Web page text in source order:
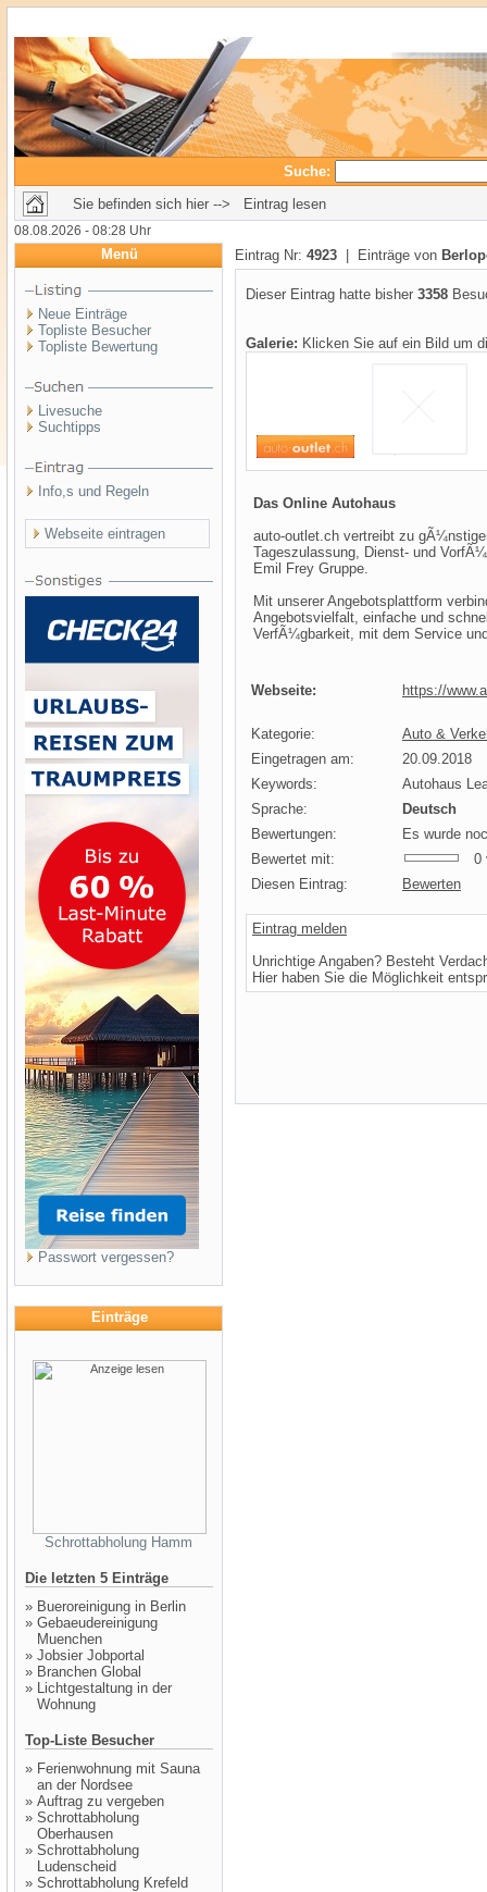
Suche:
Sie befinden sich hier --> Eintrag lesen
08.08.2026 - 08:28 Uhr
Menü
Neue Einträge
Topliste Besucher
Topliste Bewertung
Livesuche
Suchtipps
Info,s und Regeln
Webseite eintragen
Passwort vergessen?
Einträge
Schrottabholung Hamm
Die letzten 5 Einträge
» Bueroreinigung in Berlin
» Gebaeudereinigung
Muenchen
» Jobsier Jobportal
» Branchen Global
» Lichtgestaltung in der
Wohnung
Top-Liste Besucher
» Ferienwohnung mit Sauna
an der Nordsee
» Auftrag zu vergeben
» Schrottabholung
Oberhausen
» Schrottabholung
Ludenscheid
» Schrottabholung Krefeld
Eintrag Nr: 4923 | Einträge von
Dieser Eintrag hatte bisher 3358
Galerie: Klicken Sie auf ein Bild um
Das Online Autohaus
auto-outlet.ch vertreibt zu
Tageszulassung, Dienst- und
Emil Frey Gruppe.
Mit unserer Angebotsplattform
Angebotsvielfalt, einfache und
VerfÃ¼gbarkeit, mit dem Service
Webseite: https://
Kategorie:
Auto &
Eingetragen am:
20.09.2018
Keywords:
Autohaus
Sprache:
Deutsch
Bewertungen:
Es wurde
Bewertet mit:
0
Diesen Eintrag:
Bewerten
Eintrag melden
Unrichtige Angaben? Besteht
Hier haben Sie die Möglichkeit